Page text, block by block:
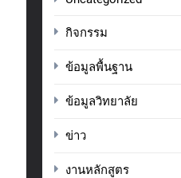
กิจกรรม
ข้อมูลพื้นฐาน
ข้อมูลวิทยาลัย
ข่าว
งานหลักสูตร